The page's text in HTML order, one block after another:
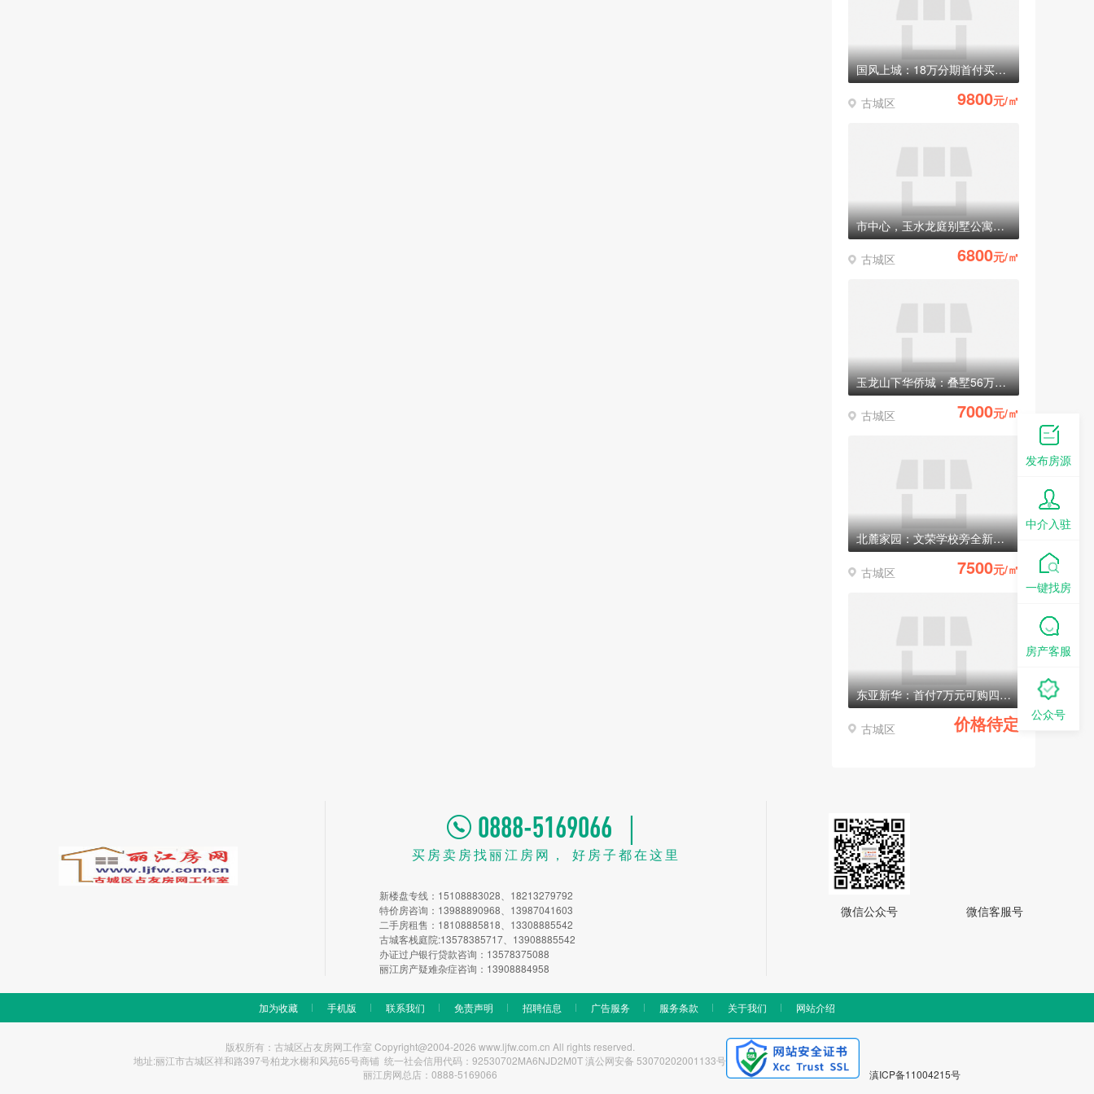
国风上城：18万分期首付买别墅，准现房
古城区 9800元/㎡
市中心，玉水龙庭别墅公寓全部清盘！稀有纯一楼商铺只有最后3套！
古城区 6800元/㎡
玉龙山下华侨城：叠墅56万元/套起
古城区 7000元/㎡
北麓家园：文荣学校旁全新电梯房，均价7500元/㎡
古城区 7500元/㎡
东亚新华：首付7万元可购四室两厅两卫电梯房
古城区 价格待定
0888-5169066 ｜
买房卖房找丽江房网， 好房子都在这里
新楼盘专线：15108883028、18213279792
特价房咨询：13988890968、13987041603
二手房租售：18108885818、13308885542
古城客栈庭院:13578385717、13908885542
办证过户银行贷款咨询：13578375088
丽江房产疑难杂症咨询：13908884958
微信公众号 微信客服号
加为收藏 手机版 联系我们 免责声明 招聘信息 广告服务 服务条款 关于我们 网站介绍
版权所有：古城区占友房网工作室 Copyright@2004-2026 www.ljfw.com.cn All rights reserved.
地址:丽江市古城区祥和路397号柏龙水榭和风苑65号商铺 统一社会信用代码：92530702MA6NJD2M0T 滇公网安备 53070202001133号
丽江房网总店：0888-5169066
滇ICP备11004215号
发布房源
中介入驻
一键找房
房产客服
公众号